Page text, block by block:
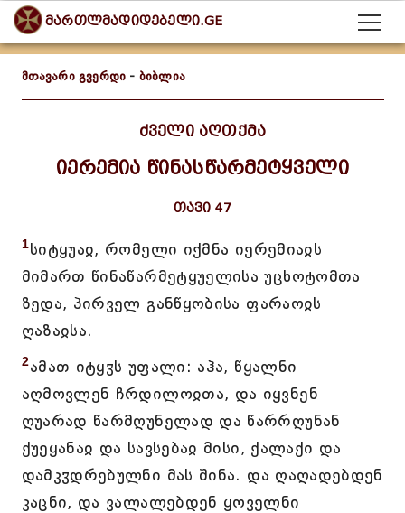
მართლმადიდებელი.GE
მთავარი გვერდი - ბიბლია
ძველი აღთქმა
იერემია წინასწარმეტყველი
თავი 47
1სიტყუაჲ, რომელი იქმნა იერემიაჲს
მიმართ წინაწარმეტყუელისა უცხოტომთა
ზედა, პირველ განწყობისა ფარაოჲს
ღაზაჲსა.
2ამათ იტყჳს უფალი: აჰა, წყალნი
აღმოვლენ ჩრდილოჲთა, და იყვნენ
ღუარად წარმღუნელად და წარრღუნან
ქუეყანაჲ და სავსებაჲ მისი, ქალაქი და
დამკჳდრებულნი მას შინა. და ღაღადებდენ
კაცნი, და ვალალებდენ ყოველნი